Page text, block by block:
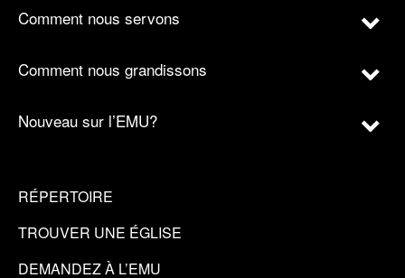
Comment nous servons
Comment nous grandissons
Nouveau sur l’EMU?
RÉPERTOIRE
TROUVER UNE ÉGLISE
DEMANDEZ À L’EMU